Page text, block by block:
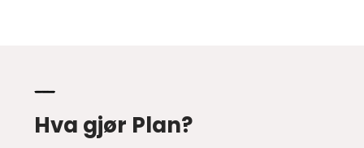
Hva gjør Plan?